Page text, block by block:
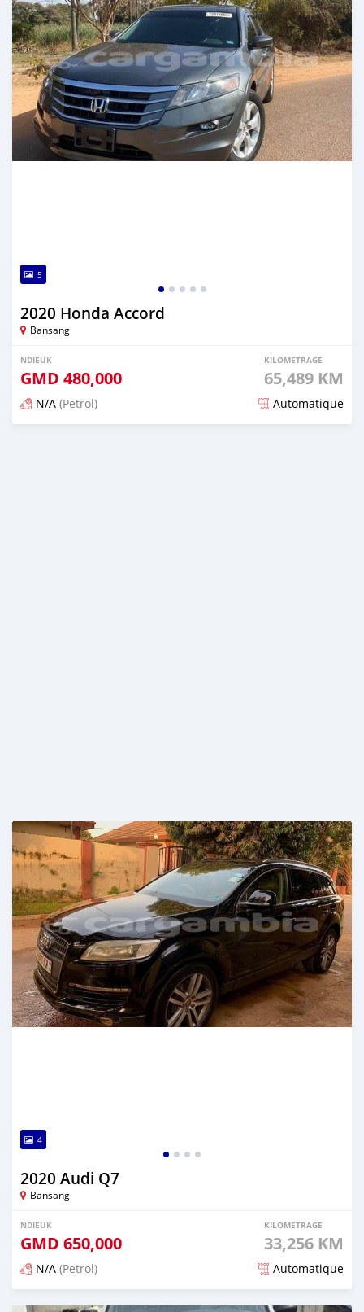
5
2020 Honda Accord
Bansang
NDIEUK
GMD 480,000
KILOMETRAGE
65,489 KM
N/A (Petrol) Automatique
4
2020 Audi Q7
Bansang
NDIEUK
GMD 650,000
KILOMETRAGE
33,256 KM
N/A (Petrol) Automatique
Dougal na niou ko depuis about 2 years